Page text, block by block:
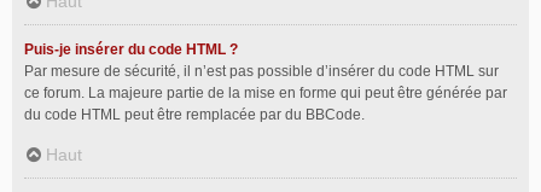
Puis-je insérer du code HTML ?
Par mesure de sécurité, il n’est pas possible d’insérer du code HTML sur
ce forum. La majeure partie de la mise en forme qui peut être générée par
du code HTML peut être remplacée par du BBCode.
Haut